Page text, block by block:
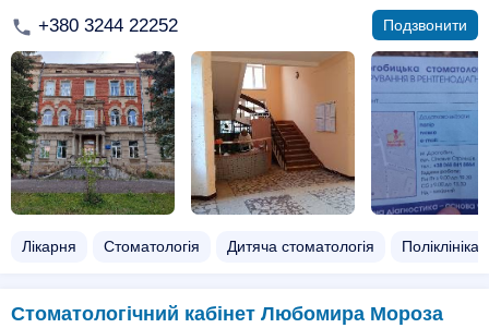
+380 3244 22252 Подзвонити
Лікарня Стоматологія Дитяча стоматологія Поліклініка
Стоматологічний кабінет Любомира Мороза